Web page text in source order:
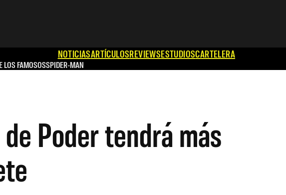
NOTICIASARTÍCULOSREVIEWSESTUDIOSCARTELERA
LOS FAMOSOSSPIDER-MAN
Poder tendrá más